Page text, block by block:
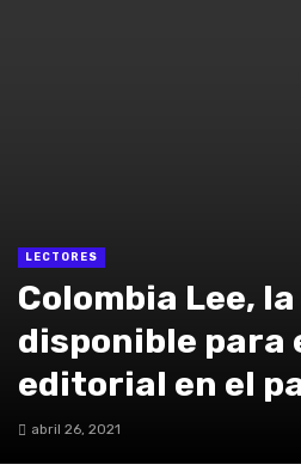
LECTORES
Colombia Lee,
disponible para
editorial en el
abril 26, 2021